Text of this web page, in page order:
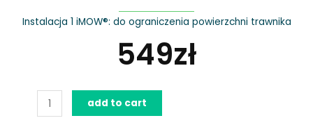
Instalacja 1 iMOW®: do ograniczenia powierzchni trawnika
549zł
Zestaw
instalacyjny
add to cart